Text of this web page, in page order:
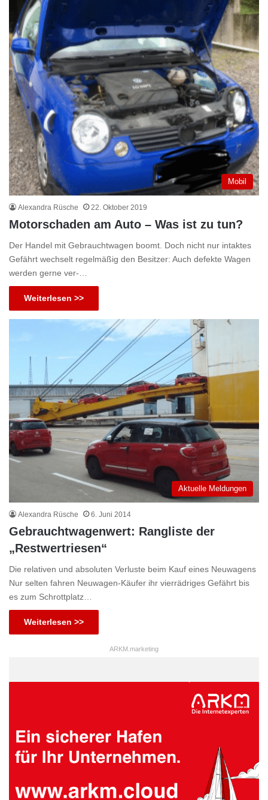
Mobil
Alexandra Rüsche 22. Oktober 2019
Motorschaden am Auto – Was ist zu tun?
Der Handel mit Gebrauchtwagen boomt. Doch nicht nur intaktes
Gefährt wechselt regelmäßig den Besitzer: Auch defekte Wagen
werden gerne ver-…
Weiterlesen >>
Aktuelle Meldungen
Alexandra Rüsche 6. Juni 2014
Gebrauchtwagenwert: Rangliste der
„Restwertriesen“
Die relativen und absoluten Verluste beim Kauf eines Neuwagens
Nur selten fahren Neuwagen-Käufer ihr vierrädriges Gefährt bis
es zum Schrottplatz…
Weiterlesen >>
ARKM.marketing